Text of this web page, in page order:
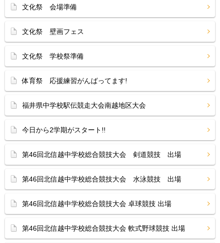
文化祭 会場準備
文化祭 壁画フェス
文化祭 学校祭準備
体育祭 応援練習がんばってます!
福井県中学校駅伝競走大会南越地区大会
今日から2学期がスタート!!
第46回北信越中学校総合競技大会 剣道競技 出場
第46回北信越中学校総合競技大会 水泳競技 出場
第46回北信越中学校総合競技大会 卓球競技 出場
第46回北信越中学校総合競技大会 軟式野球競技 出場